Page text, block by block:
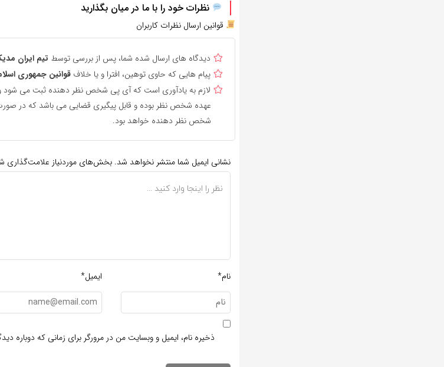
نظرات خود را با ما در میان بگذارید
قوانین ارسال نظرات کاربران
دیدگاه های ارسال شده شما، پس از بررسی توسط تیم ایران
پیام هایی که حاوی توهین، افترا و یا خلاف قوانین جمهوری
لازم به یادآوری است که آی پی شخص نظر دهنده ثبت می شود
عهده شخص نظر بوده و قابل پیگیری قضایی می باشد که در
شخص نظر دهنده خواهد بود.
نشانی ایمیل شما منتشر نخواهد شد. بخش‌های موردنیاز علامت‌گذاری
نام* ایمیل*
ذخیره نام، ایمیل و وبسایت من در مرورگر برای زمانی که دوباره